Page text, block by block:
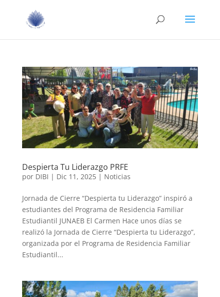
Despierta Tu Liderazgo PRFE
por DIBI | Dic 11, 2025| Noticias
Jornada de Cierre “Despierta tu Liderazgo” inspiró a
estudiantes del Programa de Residencia Familiar
Estudiantil JUNAEB El Carmen Hace unos días se
realizó la Jornada de Cierre “Despierta tu Liderazgo”,
organizada por el Programa de Residencia Familiar
Estudiantil...